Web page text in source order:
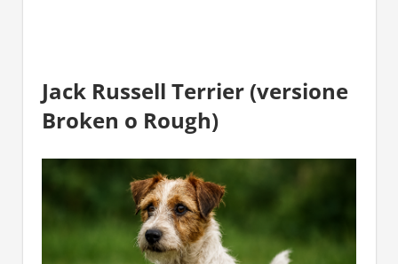
Jack Russell Terrier (versione
Broken o Rough)